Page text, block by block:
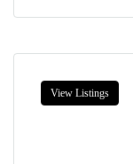
View Listings